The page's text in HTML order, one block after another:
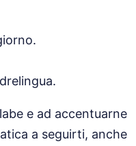
e ad accentuarne
a seguirti, anche